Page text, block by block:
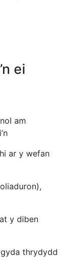
ei
am
ar y wefan
y diben
thrydydd